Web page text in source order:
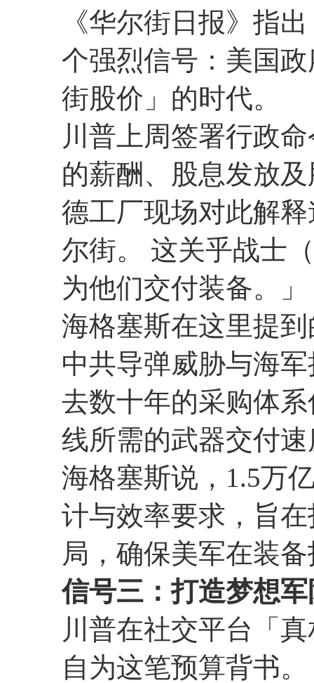
《华尔街日报》指
个强烈信号：美国
街股价」的时代。
川普上周签署行政
的薪酬、股息发放
德工厂现场对此解
尔街。 这关乎战士
为他们交付装备。」
海格塞斯在这里提
中共导弹威胁与海
去数十年的采购体
线所需的武器交付
海格塞斯说，1.5万
计与效率要求，旨
局，确保美军在装
信号三：打造梦想
川普在社交平台「
自为这笔预算背书